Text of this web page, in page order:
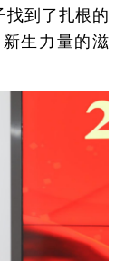
找到了扎根的
生力量的滋